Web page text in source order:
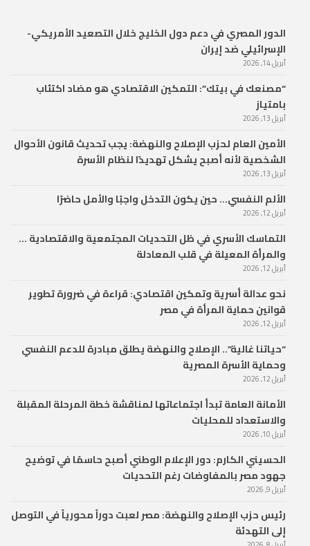
الدور المصري في دعم دول الخليج خلال التصعيد الأمريكي-
الإسرائيلي ضد إيران
أبريل 14, 2026
“مصنعك في بيتك”: التمكين الاقتصادي هو مضاد اكتئاب
بامتياز
أبريل 13, 2026
الأمين العام لحزب الإصلاح والنهضة: يجب تحديث قانون الأحوال
الشخصية لأنه أصبح يشكل تهديدًا لنظام الأسرة
أبريل 13, 2026
الألم النفسي… حين يكون التدخل واجبًا والأمل حاضرًا
أبريل 12, 2026
التماسك الأسري في ظل التحديات المجتمعية والاقتصادية …
والمرأة المعيلة في قلب المعادلة
أبريل 12, 2026
نحو عدالة أسرية وتمكين اقتصادي: قراءة في ضرورة تطوير
قوانين حماية المرأة في مصر
أبريل 12, 2026
“حياتنا غالية”.. الإصلاح والنهضة يطلق مبادرة للدعم النفسي
وحماية الأسرة المصرية
أبريل 12, 2026
الأمانة العامة تبدأ اجتماعاتها لمناقشة خطة المرحلة المقبلة
والاستعداد للمحليات
أبريل 10, 2026
الحسيني الكارم: دور الإعلام الوطني أصبح حاسمًا في توضيح
جهود مصر بالمفاوضات رغم التحديات
أبريل 9, 2026
رئيس حزب الإصلاح والنهضة: مصر لعبت دوراً محورياً في التوصل
إلى التهدئة